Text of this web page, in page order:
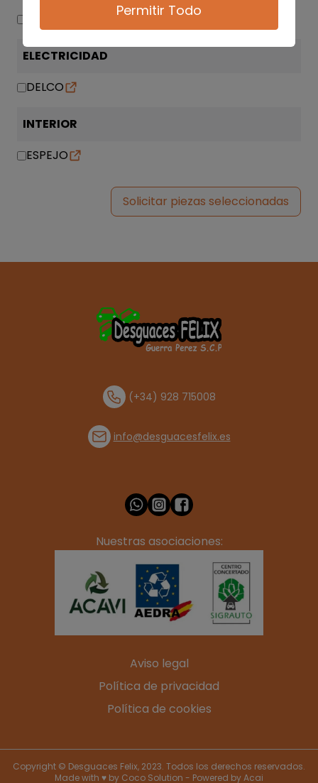
MANETA EXTERIOR PORTON
ELECTRICIDAD
DELCO
INTERIOR
ESPEJO
Solicitar piezas seleccionadas
(+34) 928 715008
info@desguacesfelix.es
Nuestras asociaciones:
Aviso legal
Política de privacidad
Política de cookies
Copyright © Desguaces Felix, 2023. Todos los derechos reservados.
Made with ♥ by Coco Solution - Powered byAcai
Permitir Todo